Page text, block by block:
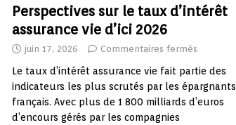
Perspectives sur le taux d’intérêt
assurance vie d’ici 2026
juin 17, 2026 Commentaires fermés
Le taux d’intérêt assurance vie fait partie des
indicateurs les plus scrutés par les épargnants
français. Avec plus de 1 800 milliards d’euros
d’encours gérés par les compagnies